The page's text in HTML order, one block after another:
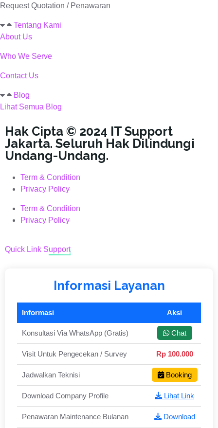
Request Quotation / Penawaran
Tentang Kami
About Us
Who We Serve
Contact Us
Blog
Lihat Semua Blog
Hak Cipta © 2024 IT Support
Jakarta. Seluruh Hak Dilindungi
Undang-Undang.
Term & Condition
Privacy Policy
Term & Condition
Privacy Policy
Quick Link Support
Informasi Layanan
Informasi Aksi
Konsultasi Via WhatsApp (Gratis) Chat
Visit Untuk Pengecekan / Survey Rp 100.000
Jadwalkan Teknisi Booking
Download Company Profile Lihat Link
Penawaran Maintenance Bulanan Download